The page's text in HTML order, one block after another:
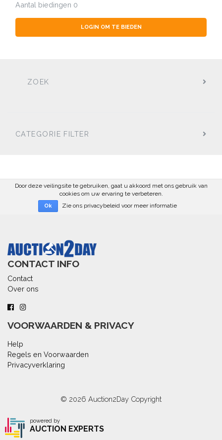
Aantal biedingen 0
LOGIN OM TE BIEDEN
ZOEK
CATEGORIE FILTER
Door deze veilingsite te gebruiken, gaat u akkoord met ons gebruik van
cookies om uw ervaring te verbeteren.
Ok Zie ons privacybeleid voor meer informatie
CONTACT INFO
Contact
Over ons
VOORWAARDEN & PRIVACY
Help
Regels en Voorwaarden
Privacyverklaring
© 2026 Auction2Day Copyright
powered by
AUCTION EXPERTS